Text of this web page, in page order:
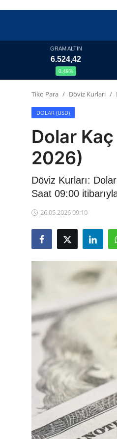
Altın Fiyatları
Döviz Kurları
Kripto Paralar
Çeviriciler
TCMB Kurları
Kapalı Çarşı
Şirket Haberleri
GRAM ALTIN
6.524,42
0,49%
Tiko Para Döviz Kurları
DOLAR (USD)
Dolar
2026)
Döviz Kurları:
Saat 09:00
26.05.2026 09:10